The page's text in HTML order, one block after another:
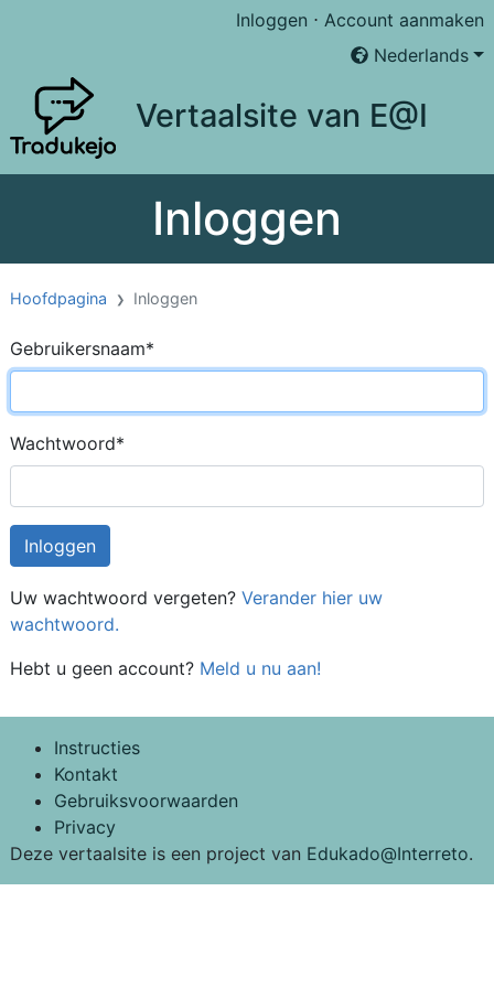
Inloggen ⋅Account aanmaken
Nederlands
Vertaalsite van E@I
Inloggen
Hoofdpagina Inloggen
Gebruikersnaam*
Wachtwoord*
Uw wachtwoord vergeten? Verander hier uw
wachtwoord.
Hebt u geen account? Meld u nu aan!
Instructies
Kontakt
Gebruiksvoorwaarden
Privacy
Deze vertaalsite is een project van Edukado@Interreto.